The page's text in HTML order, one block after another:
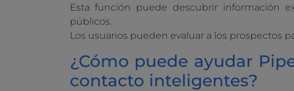
Esta función puede descubrir información
públicos.
Los usuarios pueden evaluar a los prospectos
¿Cómo puede ayudar
contacto inteligentes?